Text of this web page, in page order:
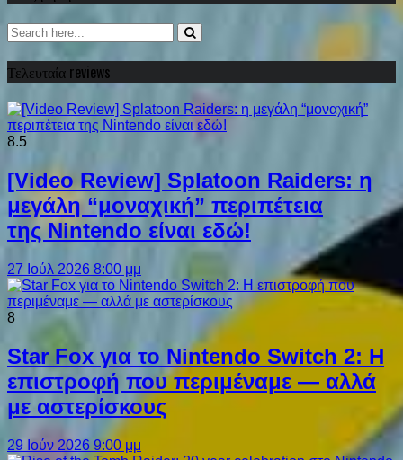
Τελευταία reviews
8.5
[Video Review] Splatoon Raiders: η
μεγάλη “μοναχική” περιπέτεια
της Nintendo είναι εδώ!
27 Ιούλ 2026 8:00 μμ
8
Star Fox για το Nintendo Switch 2: Η
επιστροφή που περιμέναμε — αλλά
με αστερίσκους
29 Ιούν 2026 9:00 μμ